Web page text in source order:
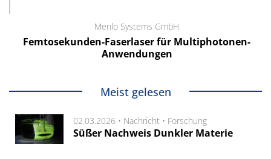
Menlo Systems GmbH
Femtosekunden-Faserlaser für Multiphotonen-
Anwendungen
Meist gelesen
02.03.2026 • Nachricht • Forschung
Süßer Nachweis Dunkler Materie